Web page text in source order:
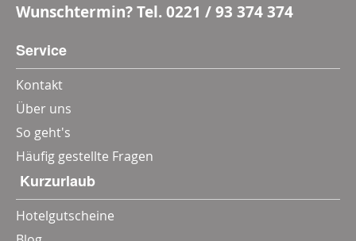
Wunschtermin? Tel.0221 / 93 374 374
Service
Kontakt
Über uns
So geht's
Häufig gestellte Fragen
‎ Kurzurlaub
Hotelgutscheine